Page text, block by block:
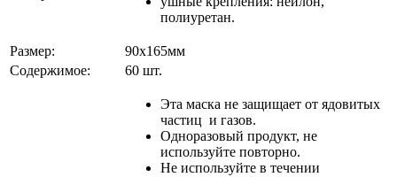
полиуретан.
Размер:
90х165мм
Содержимое:
60 шт.
Эта маска не защищает от ядовитых
частиц и газов.
Одноразовый продукт, не
используйте повторно.
Не используйте в течении